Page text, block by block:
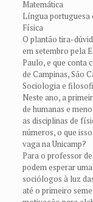
Matemática
Língua portuguesa
Física
O plantão tira-
em setembro pela
Paulo, e que conta
de Campinas, São
Sociologia e
Neste ano, a
de humanas e
as disciplinas de
números, o que
vaga na Unicamp?
Para o professor
podem esperar
sociólogos à luz
até o primeiro